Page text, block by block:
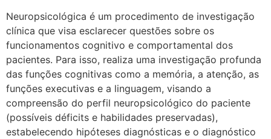
Neuropsicológica é um procedimento de investigação
clínica que visa esclarecer questões sobre os
funcionamentos cognitivo e comportamental dos
pacientes. Para isso, realiza uma investigação profunda
das funções cognitivas como a memória, a atenção, as
funções executivas e a linguagem, visando a
compreensão do perfil neuropsicológico do paciente
(possíveis déficits e habilidades preservadas),
estabelecendo hipóteses diagnósticas e o diagnóstico